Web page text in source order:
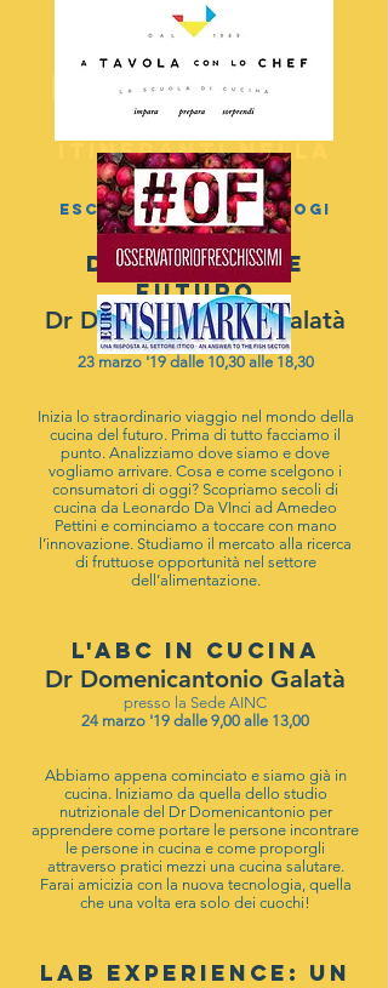
Programma
8 weekend
itineranti nella
capitale
esclusivo per I BIOLOGI
DESTINAZIONE
FUTURO
Dr Domenicantonio Galatà
presso la Sede AINC
23 marzo '19 dalle 10,30 alle 18,30
Inizia lo straordinario viaggio nel mondo della
cucina del futuro. Prima di tutto facciamo il
punto. Analizziamo dove siamo e dove
vogliamo arrivare. Cosa e come scelgono i
consumatori di oggi? Scopriamo secoli di
cucina da Leonardo Da VInci ad Amedeo
Pettini e cominciamo a toccare con mano
l’innovazione. Studiamo il mercato alla ricerca
di fruttuose opportunità nel settore
dell’alimentazione.
L'ABC in CUCINA
Dr Domenicantonio Galatà
presso la Sede AINC
24 marzo '19 dalle 9,00 alle 13,00
Abbiamo appena cominciato e siamo già in
cucina. Iniziamo da quella dello studio
nutrizionale del Dr Domenicantonio per
apprendere come portare le persone incontrare
le persone in cucina e come proporgli
attraverso pratici mezzi una cucina salutare.
Farai amicizia con la nuova tecnologia, quella
che una volta era solo dei cuochi!
LAB EXPERIENCE: UN